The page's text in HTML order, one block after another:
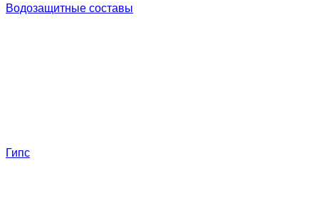
Водозащитные составы
Гипс